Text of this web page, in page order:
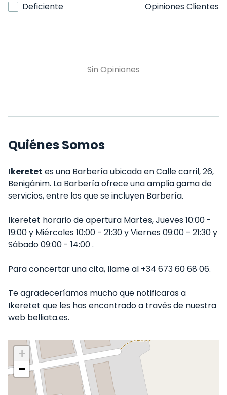
Deficiente
Opiniones Clientes
Sin Opiniones
Quiénes Somos
Ikeretet es una Barbería ubicada en Calle carril, 26,
Benigánim. La Barbería ofrece una amplia gama de
servicios, entre los que se incluyen Barbería.
Ikeretet horario de apertura Martes, Jueves 10:00 -
19:00 y Miércoles 10:00 - 21:30 y Viernes 09:00 - 21:30 y
Sábado 09:00 - 14:00 .
Para concertar una cita, llame al +34 673 60 68 06.
Te agradeceríamos mucho que notificaras a
Ikeretet que les has encontrado a través de nuestra
web belliata.es.
+
−